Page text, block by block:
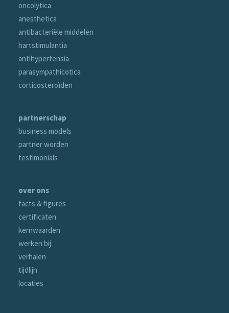
oncolytica
anesthetica
antibacteriële middelen
hartstimulantia
antihypertensia
parasympathicotica
corticosteroïden
partnerschap
business models
partner worden
testimonials
over ons
facts & figures
certificaten
kernwaarden
werken bij
verhalen
tijdlijn
locaties